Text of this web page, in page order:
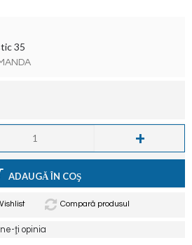
35
+
ADAUGĂ ÎN COŞ
Compară produsul
ţi opinia